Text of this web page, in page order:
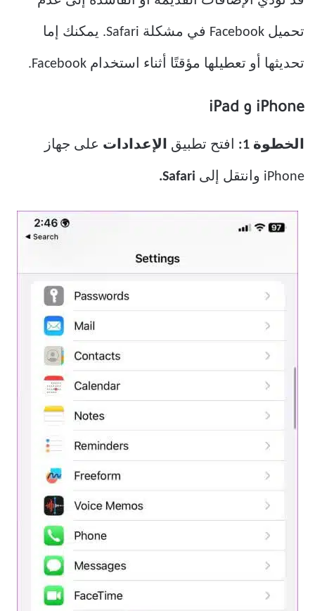
تحميل Facebook في مشكلة Safari. يمكنك إما
تحديثها أو تعطيلها مؤقتًا أثناء استخدام Facebook.
iPhone و iPad
الخطوة 1: افتح تطبيق الإعدادات على جهاز
iPhone وانتقل إلى